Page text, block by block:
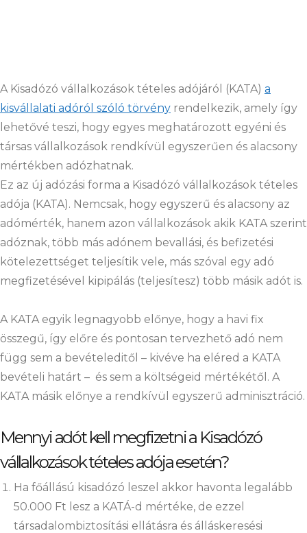
A Kisadózó vállalkozások tételes adójáról (KATA) a
kisvállalati adóról szóló törvény rendelkezik, amely így
lehetővé teszi, hogy egyes meghatározott egyéni és
társas vállalkozások rendkívül egyszerűen és alacsony
mértékben adózhatnak.
Ez az új adózási forma a Kisadózó vállalkozások tételes
adója (KATA). Nemcsak, hogy egyszerű és alacsony az
adómérték, hanem azon vállalkozások akik KATA szerint
adóznak, több más adónem bevallási, és befizetési
kötelezettséget teljesítik vele, más szóval egy adó
megfizetésével kipipálás (teljesítesz) több másik adót is.
A KATA egyik legnagyobb előnye, hogy a havi fix
összegű, így előre és pontosan tervezhető adó nem
függ sem a bevételeditől – kivéve ha eléred a KATA
bevételi határt – és sem a költségeid mértékétől. A
KATA másik előnye a rendkívül egyszerű adminisztráció.
Mennyi adót kell megfizetni a Kisadózó
vállalkozások tételes adója esetén?
Ha főállású kisadózó leszel akkor havonta legalább
50.000 Ft lesz a KATÁ-d mértéke, de ezzel
társadalombiztosítási ellátásra és álláskeresési